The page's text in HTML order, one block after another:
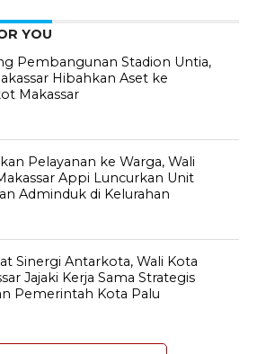
YOU
Pembangunan Stadion Untia,
Hibahkan Aset ke
Makassar
Pelayanan ke Warga, Wali
Appi Luncurkan Unit
Adminduk di Kelurahan
Sinergi Antarkota, Wali Kota
Jajaki Kerja Sama Strategis
Pemerintah Kota Palu